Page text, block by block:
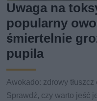
Uwaga na
popularny
śmiertelnie
pupila
Awokado: zdrowy
Sprawdź, czy warto jeść